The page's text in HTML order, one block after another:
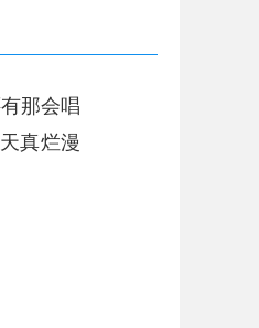
那会唱
真烂漫